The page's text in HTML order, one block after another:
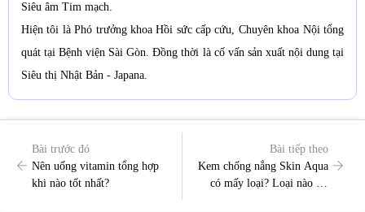
Siêu âm Tim mạch.
Hiện tôi là Phó trưởng khoa Hồi sức cấp cứu, Chuyên khoa Nội tổng
quát tại Bệnh viện Sài Gòn. Đồng thời là cố vấn sản xuất nội dung tại
Siêu thị Nhật Bản - Japana.
Bài trước đó
Nên uống vitamin tổng hợp
khi nào tốt nhất?
Bài tiếp theo
Kem chống nắng Skin Aqua
có mấy loại? Loại nào tốt